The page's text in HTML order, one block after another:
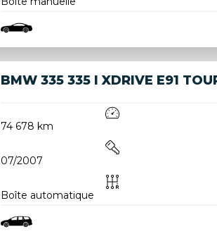
BMW 335 335 I XDRIVE E91
74 678 km
07/2007
Boîte automatique